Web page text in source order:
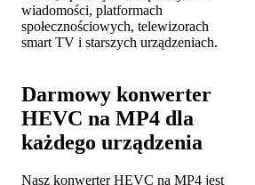
wiadomości, platformach
społecznościowych, telewizorach
smart TV i starszych urządzeniach.
Darmowy konwerter
HEVC na MP4 dla
każdego urządzenia
Nasz konwerter HEVC na MP4 jest